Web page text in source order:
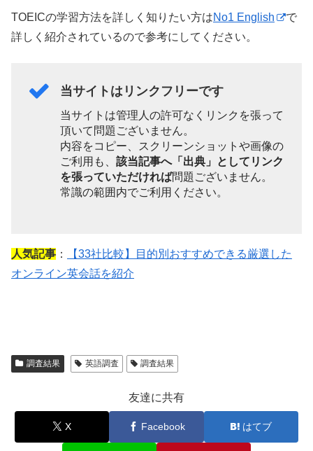
TOEICの学習方法を詳しく知りたい方はNo1 English
で
詳しく紹介されているので参考にしてください。
当サイトはリンクフリーです
当サイトは管理人の許可なくリンクを張って
頂いて問題ございません。
内容をコピー、スクリーンショットや画像の
ご利用も、 該当記事へ「出典」としてリンク
を張っていただければ問題ございません。
常識の範囲内でご利用ください。
人気記事 ：
【33社比較】目的別おすすめできる厳選した
オンライン英会話を紹介
調査結果 英語調査 調査結果
友達に共有
X Facebook はてブ